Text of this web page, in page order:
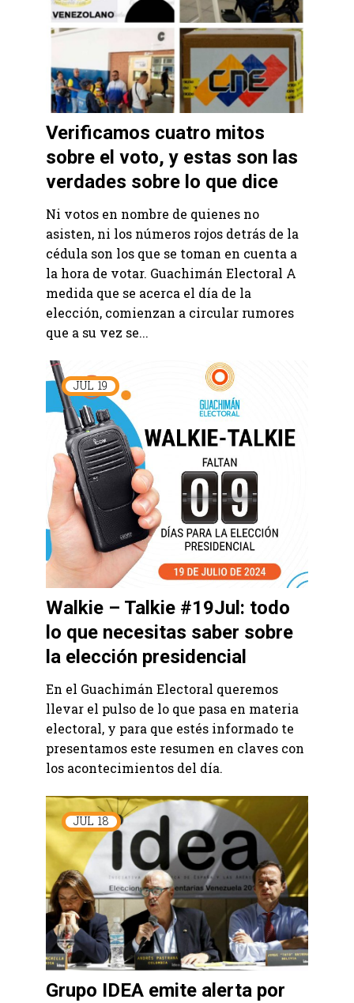
Verificamos cuatro mitos
sobre el voto, y estas son las
verdades sobre lo que dice
Ni votos en nombre de quienes no
asisten, ni los números rojos detrás de la
cédula son los que se toman en cuenta a
la hora de votar. Guachimán Electoral A
medida que se acerca el día de la
elección, comienzan a circular rumores
que a su vez se...
JUL 19
Walkie – Talkie #19Jul: todo
lo que necesitas saber sobre
la elección presidencial
En el Guachimán Electoral queremos
llevar el pulso de lo que pasa en materia
electoral, y para que estés informado te
presentamos este resumen en claves con
los acontecimientos del día.
JUL 18
Grupo IDEA emite alerta por